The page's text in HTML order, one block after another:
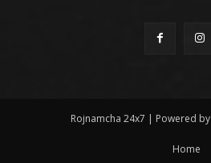
Rojnamcha 24x7 | Powered by
Home